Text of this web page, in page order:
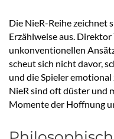
Die NieR-Reihe zeichnet
Erzählweise aus.
unkonventionellen
scheut sich nicht davor,
und die Spieler
NieR sind oft düster und
Momente der Hoffnung